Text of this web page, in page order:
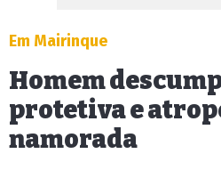
Em Mairinque
Homem
protetiva e
namorada